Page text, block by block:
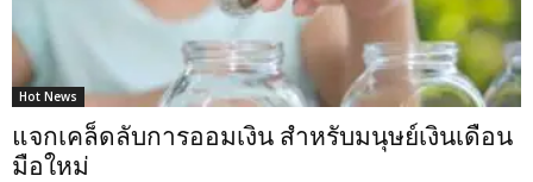
Hot News
แจกเคล็ดลับการออมเงิน สำหรับมนุษย์เงินเดือน
มือใหม่